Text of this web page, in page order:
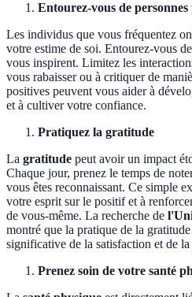
Entourez-vous de personnes
Les individus que vous fréquentez
votre estime de soi. Entourez-vous
vous inspirent. Limitez les
vous rabaisser ou à critiquer de
positives peuvent vous aider à
et à cultiver votre confiance.
Pratiquez la gratitude
La gratitude peut avoir un impact
Chaque jour, prenez le temps de
vous êtes reconnaissant. Ce simple
votre esprit sur le positif et à
de vous-même. La recherche de
montré que la pratique de la
significative de la satisfaction et de
Prenez soin de votre santé